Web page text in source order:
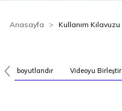
Anasayfa Kullanım Kılavuzu
boyutlandır Videoyu Birleştir